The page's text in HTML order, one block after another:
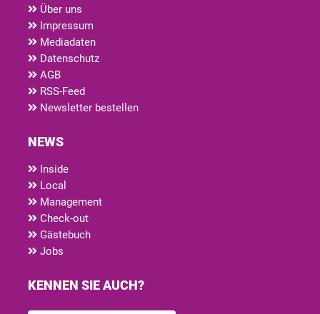
Über uns
Impressum
Mediadaten
Datenschutz
AGB
RSS-Feed
Newsletter bestellen
NEWS
Inside
Local
Management
Check-out
Gästebuch
Jobs
KENNEN SIE AUCH?